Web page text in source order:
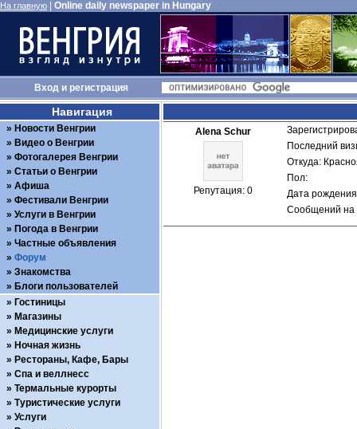
На главную Online daily newspaper in Hungary
Входи регистрация
Alena Schur
Репутация: 0
Последний
Откуда:
Пол:
Дата
Сообщений на
Навигация
Новости Венгрии
Видео о Венгрии
Фотогалерея Венгрии
Статьи о Венгрии
Афиша
Фестивали Венгрии
Услуги в Венгрии
Погода в Венгрии
Частные объявления
Форум
Знакомства
Блоги пользователей
Гостиницы
Магазины
Медицинские услуги
Ночная жизнь
Рестораны, Кафе, Бары
Спа и веллнесс
Термальные курорты
Туристические услуги
Услуги